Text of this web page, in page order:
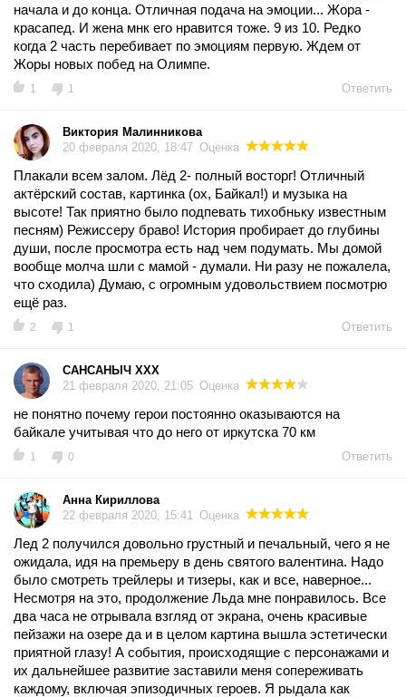
начала и до конца. Отличная подача на эмоции... Жора -
красапед. И жена мнк его нравится тоже. 9 из 10. Редко
когда 2 часть перебивает по эмоциям первую. Ждем от
Жоры новых побед на Олимпе.
1 1 Ответить
Виктория Малинникова
20 февраля 2020, 18:47 Оценка
Плакали всем залом. Лёд 2- полный восторг! Отличный
актёрский состав, картинка (ох, Байкал!) и музыка на
высоте! Так приятно было подпевать тихобньку известным
песням) Режиссеру браво! История пробирает до глубины
души, после просмотра есть над чем подумать. Мы домой
вообще молча шли с мамой - думали. Ни разу не пожалела,
что сходила) Думаю, с огромным удовольствием посмотрю
ещё раз.
2 1 Ответить
САНСАНЫЧ XXX
21 февраля 2020, 21:05 Оценка
не понятно почему герои постоянно оказываются на
байкале учитывая что до него от иркутска 70 км
1 0 Ответить
Анна Кириллова
22 февраля 2020, 15:41 Оценка
Лед 2 получился довольно грустный и печальный, чего я не
ожидала, идя на премьеру в день святого валентина. Надо
было смотреть трейлеры и тизеры, как и все, наверное...
Несмотря на это, продолжение Льда мне понравилось. Все
два часа не отрывала взгляд от экрана, очень красивые
пейзажи на озере да и в целом картина вышла эстетически
приятной глазу! А события, происходящие с персонажами и
их дальнейшее развитие заставили меня сопереживать
каждому, включая эпизодичных героев. Я рыдала как